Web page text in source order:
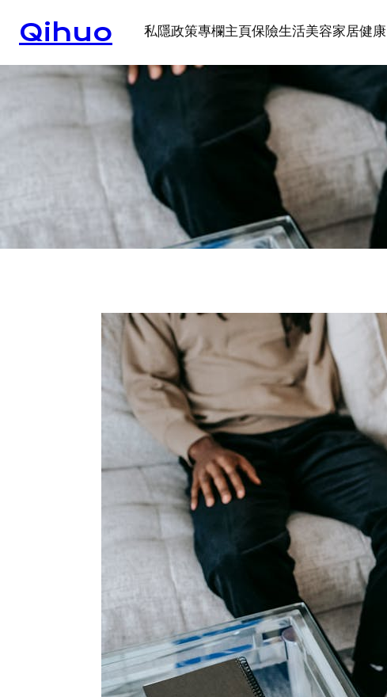
content
Qihuo 私隱政策專欄主頁保險生活美容家居健康